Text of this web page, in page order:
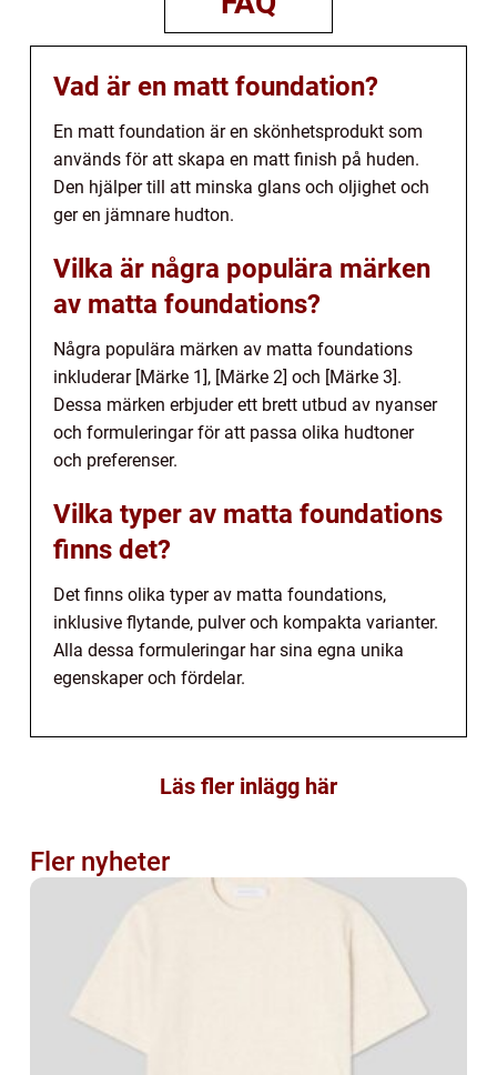
Vad är en matt foundation?
En matt foundation är en skönhetsprodukt som
används för att skapa en matt finish på huden.
Den hjälper till att minska glans och oljighet och
ger en jämnare hudton.
Vilka är några populära märken
av matta foundations?
Några populära märken av matta foundations
inkluderar [Märke 1], [Märke 2] och [Märke 3].
Dessa märken erbjuder ett brett utbud av nyanser
och formuleringar för att passa olika hudtoner
och preferenser.
Vilka typer av matta foundations
finns det?
Det finns olika typer av matta foundations,
inklusive flytande, pulver och kompakta varianter.
Alla dessa formuleringar har sina egna unika
egenskaper och fördelar.
Läs fler inlägg här
Fler nyheter